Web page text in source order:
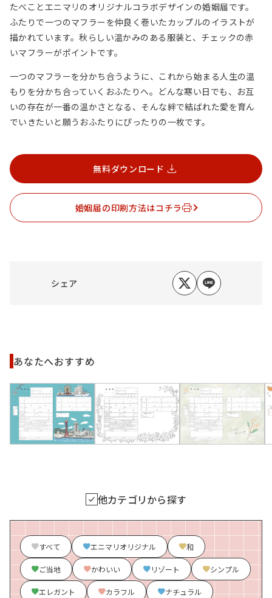
たべことエニマリのオリジナルコラボデザインの婚姻届です。
ふたりで一つのマフラーを仲良く巻いたカップルのイラストが
描かれています。秋らしい温かみのある服装と、チェックの赤
いマフラーがポイントです。
一つのマフラーを分かち合うように、これから始まる人生の温
もりを分かち合っていくおふたりへ。どんな寒い日でも、お互
いの存在が一番の温かさとなる、そんな絆で結ばれた愛を育ん
でいきたいと願うおふたりにぴったりの一枚です。
無料ダウンロード
婚姻届の印刷方法はコチラ
シェア
あなたへおすすめ
他カテゴリから探す
すべて エニマリオリジナル 和
ご当地 かわいい リゾート シンプル
エレガント カラフル ナチュラル